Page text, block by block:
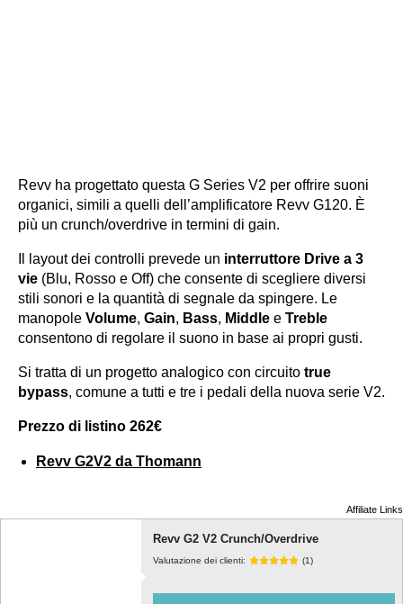
Revv ha progettato questa G Series V2 per offrire suoni
organici, simili a quelli dell’amplificatore Revv G120. È
più un crunch/overdrive in termini di gain.
Il layout dei controlli prevede un interruttore Drive a 3
vie (Blu, Rosso e Off) che consente di scegliere diversi
stili sonori e la quantità di segnale da spingere. Le
manopole Volume, Gain, Bass, Middle e Treble
consentono di regolare il suono in base ai propri gusti.
Si tratta di un progetto analogico con circuito true
bypass, comune a tutti e tre i pedali della nuova serie V2.
Prezzo di listino 262€
Revv G2V2 da Thomann
Affiliate Links
Revv G2 V2 Crunch/Overdrive
Valutazione dei clienti: (1)